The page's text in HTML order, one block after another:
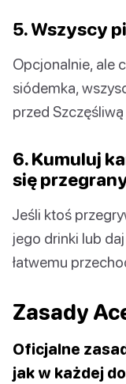
5. Wszyscy
Opcjonalnie, ale
siódemka,
przed
6. Kumuluj
się
Jeśli ktoś
jego drinki lub
łatwemu
Zasady
Oficjalne
jak w każdej